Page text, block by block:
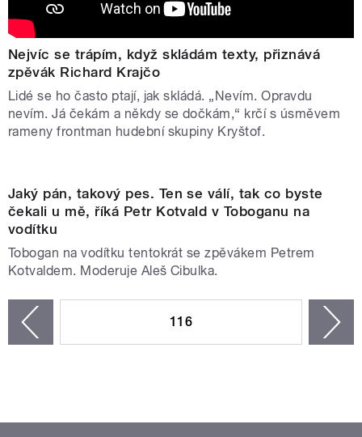
Nejvíc se trápím, když skládám texty, přiznává
zpěvák Richard Krajčo
Lidé se ho často ptají, jak skládá. „Nevím. Opravdu
nevím. Já čekám a někdy se dočkám,“ krčí s úsměvem
rameny frontman hudební skupiny Kryštof.
Jaký pán, takový pes. Ten se válí, tak co byste
čekali u mě, říká Petr Kotvald v Toboganu na
vodítku
Tobogan na vodítku tentokrát se zpěvákem Petrem
Kotvaldem. Moderuje Aleš Cibulka.
116